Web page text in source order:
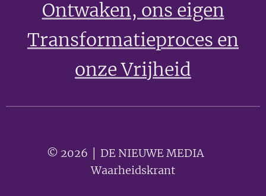
Ontwaken, ons eigen
Transformatieproces en
onze Vrijheid
© 2026 │ DE NIEUWE MEDIA 🟣
Waarheidskrant